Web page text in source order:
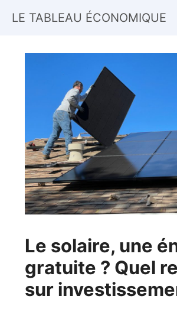
LE TABLEAU ÉCONOMIQUE
Le solaire, une
gratuite ? Quel
sur